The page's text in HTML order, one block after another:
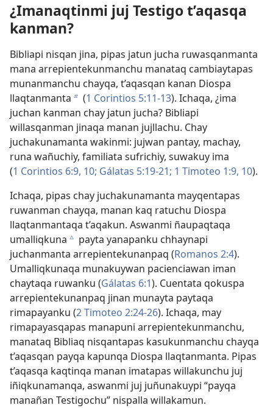
¿Imanaqtinmi juj Testigo t’aqasqa
kanman?
Bibliapi nisqan jina, pipas jatun jucha ruwasqanmanta
mana arrepientekunmanchu manataq cambiaytapas
munanmanchu chayqa, t’aqasqan kanan Diospa
llaqtanmanta b (1 Corintios 5:11-13). Ichaqa, ¿ima
juchan kanman chay jatun jucha? Bibliapi
willasqanman jinaqa manan jujllachu. Chay
juchakunamanta wakinmi: jujwan pantay, machay,
runa wañuchiy, familiata sufrichiy, suwakuy ima
(1 Corintios 6:9, 10; Gálatas 5:19-21; 1 Timoteo 1:9, 10).
Ichaqa, pipas chay juchakunamanta mayqentapas
ruwanman chayqa, manan kaq ratuchu Diospa
llaqtanmantaqa t’aqakun. Aswanmi ñaupaqtaqa
umalliqkuna c payta yanapanku chhaynapi
juchanmanta arrepientekunanpaq (Romanos 2:4).
Umalliqkunaqa munakuywan pacienciawan iman
chaytaqa ruwanku (Gálatas 6:1). Cuentata qokuspa
arrepientekunanpaq jinan munayta paytaqa
rimapayanku (2 Timoteo 2:24-26). Ichaqa, may
rimapayasqapas manapuni arrepientekunmanchu,
manataq Bibliaq nisqantapas kasukunmanchu chayqa
t’aqasqan payqa kapunqa Diospa llaqtanmanta. Pipas
t’aqasqa kaqtinqa manan imatapas willakunchu juj
iñiqkunamanqa, aswanmi juj juñunakuypi “payqa
manañan Testigochu” nispalla willakamun.